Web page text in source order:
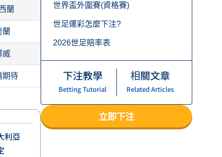
蘭
蘭
威
期待
利亞
世界盃外圍賽(資格賽)
世足運彩怎麼下注?
2026世足賠率表
下注教學
Betting Tutorial
相關文章
Related Articles
立即下注